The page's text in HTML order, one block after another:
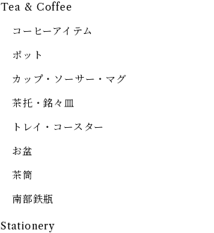
Tea & Coffee
コーヒーアイテム
ポット
カップ・ソーサー・マグ
茶托・銘々皿
トレイ・コースター
お盆
茶筒
南部鉄瓶
Stationery